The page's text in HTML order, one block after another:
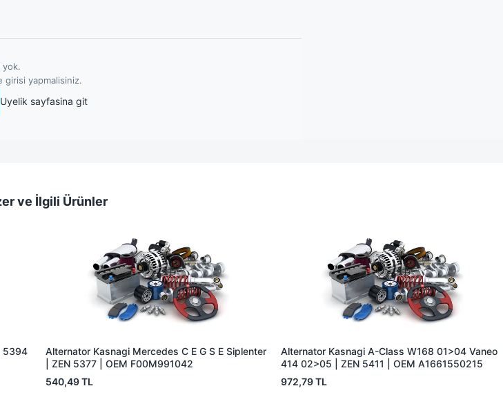
yok.
girisi yapmalisiniz.
Uyelik sayfasina git
ve İlgili Ürünler
5394
Alternator Kasnagi Mercedes C E G S E Siplenter
| ZEN 5377 | OEM F00M991042
540,49 TL
Alternator Kasnagi A-Class W168 01>04 Vaneo
414 02>05 | ZEN 5411 | OEM A1661550215
972,79 TL